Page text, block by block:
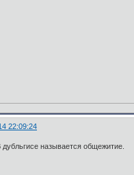
22:09:24
называется общежитие.